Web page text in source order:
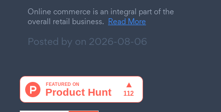
Online commerce is an integral part of the
overall retail business. Read More
Posted by on 2026-08-06